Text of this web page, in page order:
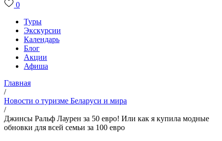
0
Туры
Экскурсии
Календарь
Блог
Акции
Афиша
Главная
/
Новости о туризме Беларуси и мира
/
Джинсы Ральф Лаурен за 50 евро! Или как я купила модные
обновки для всей семьи за 100 евро